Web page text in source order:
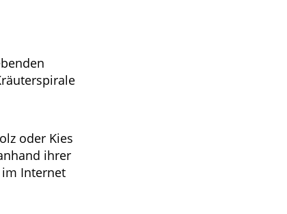
oder Kies
ihrer
Internet